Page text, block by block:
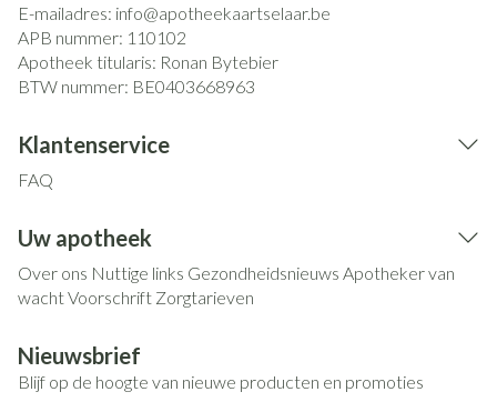
E-mailadres: info@apotheekaartselaar.be
APB nummer: 110102
Apotheek titularis: Ronan Bytebier
BTW nummer: BE0403668963
Klantenservice
FAQ
Uw apotheek
Over ons Nuttige links Gezondheidsnieuws Apotheker van
wachtVoorschrift Zorgtarieven
Nieuwsbrief
Blijf op de hoogte van nieuwe producten en promoties